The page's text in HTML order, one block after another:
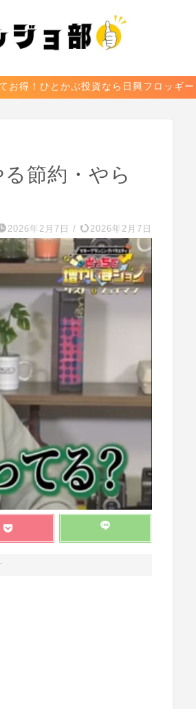
お得！ひとかぶ投資なら日興フロッギー
節約・やら
2026年2月7日 / 2026年2月7日